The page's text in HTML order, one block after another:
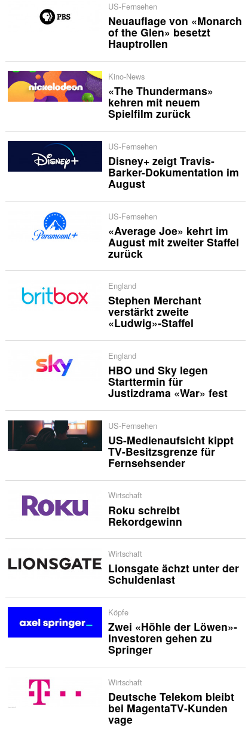
US-Fernsehen
Neuauflage von «Monarch
of the Glen» besetzt
Hauptrollen
Kino-News
«The Thundermans»
kehren mit neuem
Spielfilm zurück
US-Fernsehen
Disney+ zeigt Travis-
Barker-Dokumentation im
August
US-Fernsehen
«Average Joe» kehrt im
August mit zweiter Staffel
zurück
England
Stephen Merchant
verstärkt zweite
«Ludwig»-Staffel
England
HBO und Sky legen
Starttermin für
Justizdrama «War» fest
US-Fernsehen
US-Medienaufsicht kippt
TV-Besitzsgrenze für
Fernsehsender
Wirtschaft
Roku schreibt
Rekordgewinn
Wirtschaft
Lionsgate ächzt unter der
Schuldenlast
Köpfe
Zwei «Höhle der Löwen»-
Investoren gehen zu
Springer
Wirtschaft
Deutsche Telekom bleibt
bei MagentaTV-Kunden
vage